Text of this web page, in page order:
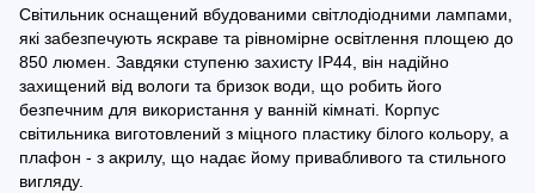
Світильник оснащений вбудованими світлодіодними лампами,
які забезпечують яскраве та рівномірне освітлення площею до
850 люмен. Завдяки ступеню захисту IP44, він надійно
захищений від вологи та бризок води, що робить його
безпечним для використання у ванній кімнаті. Корпус
світильника виготовлений з міцного пластику білого кольору, а
плафон - з акрилу, що надає йому привабливого та стильного
вигляду.